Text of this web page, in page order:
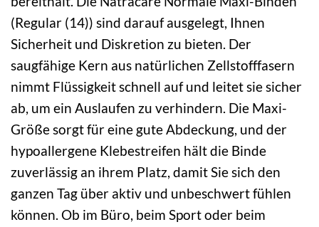
(Regular (14)) sind darauf ausgelegt, Ihnen
Sicherheit und Diskretion zu bieten. Der
saugfähige Kern aus natürlichen Zellstofffasern
nimmt Flüssigkeit schnell auf und leitet sie sicher
ab, um ein Auslaufen zu verhindern. Die Maxi-
Größe sorgt für eine gute Abdeckung, und der
hypoallergene Klebestreifen hält die Binde
zuverlässig an ihrem Platz, damit Sie sich den
ganzen Tag über aktiv und unbeschwert fühlen
können. Ob im Büro, beim Sport oder beim